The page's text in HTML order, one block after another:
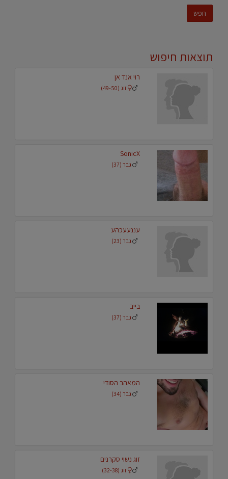
חפש
תוצאות חיפוש
רוי אנד אן
זוג (49-50)
SonicX
גבר (37)
עננעעכהע
גבר (23)
בייב
גבר (37)
המאהב הסודי
גבר (34)
זוג נשוי סקרנים
זוג (32-38)